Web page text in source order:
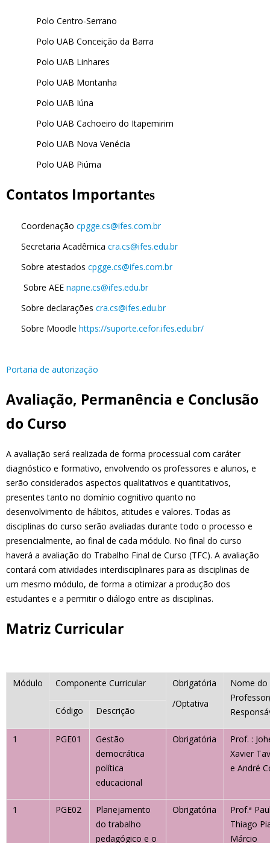
Polo Centro-Serrano
Polo UAB Conceição da Barra
Polo UAB Linhares
Polo UAB Montanha
Polo UAB Iúna
Polo UAB Cachoeiro do Itapemirim
Polo UAB Nova Venécia
Polo UAB Piúma
Contatos Importantes
Coordenação cpgge.cs@ifes.com.br
Secretaria Acadêmica cra.cs@ifes.edu.br
Sobre atestados cpgge.cs@ifes.com.br
Sobre AEE napne.cs@ifes.edu.br
Sobre declarações cra.cs@ifes.edu.br
Sobre Moodle https://suporte.cefor.ifes.edu.br/
Portaria de autorização
Avaliação, Permanência e Conclusão
do Curso
A avaliação será realizada de forma processual com caráter
diagnóstico e formativo, envolvendo os professores e alunos, e
serão considerados aspectos qualitativos e quantitativos,
presentes tanto no domínio cognitivo quanto no
desenvolvimento de hábitos, atitudes e valores. Todas as
disciplinas do curso serão avaliadas durante todo o processo e
presencialmente, ao final de cada módulo. No final do curso
haverá a avaliação do Trabalho Final de Curso (TFC). A avaliação
contará com atividades interdisciplinares para as disciplinas de
um mesmo módulo, de forma a otimizar a produção dos
estudantes e a permitir o diálogo entre as disciplinas.
Matriz Curricular
Módulo Componente Curricular
Obrigatória
/Optativa
Nome do
Código Descrição
1 PGE01
Gestão
democrática
política
educacional
Obrigatória
Prof. :
Xavier
e André
1 PGE02
Planejamento
do trabalho
pedagógico e o
Obrigatória
Prof.ª
Thiago
Márcio